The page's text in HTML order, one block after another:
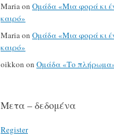
Mariaon Ομάδα «Μια φορά κι
καιρό»
Mariaon Ομάδα «Μια φορά κι
καιρό»
oikkon on Ομάδα «Το
Μετα – δεδομένα
Register